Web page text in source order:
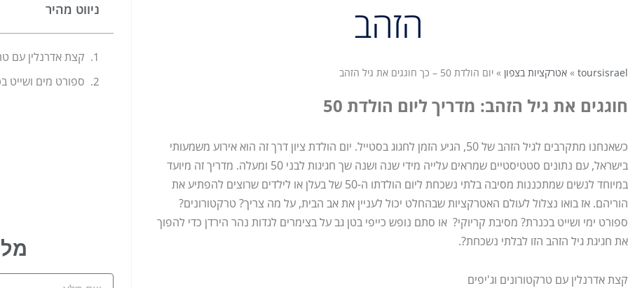
הזהב
toursisrael
» אטרקציות בצפון » יום הולדת 50 – כך חוגגים את גיל הזהב
חוגגים את גיל הזהב: מדריך ליום הולדת 50
כשאנחנו מתקרבים לגיל הזהב של 50, הגיע הזמן לחגוג בסטייל. יום הולדת ציון דרך זה הוא אירוע משמעותי
בישראל, עם נתונים סטטיסטיים שמראים עלייה מידי שנה ושנה שך חגיגות לבני 50 ומעלה. מדריך זה מיועד
במיוחד לנשים שמתכננות מסיבה בלתי נשכחת ליום הולדתו ה-50 של בעלן או לילדים שרוצים להפתיע את
הוריהם. אז בואו נצלול לעולם האטרקציות שבהחלט יכול לעניין את אב הבית, על מה צריך? טרקטורונים?
ספורט ימי ושייט בכנרת? מסיבת קריוקי? או סתם נופש כייפי בטן גב על בצימרים לגדות נהר הירדן כדי להפוך
את חגיגת גיל הזהב הזו לבלתי נשכחת?.
קצת אדרנלין עם טרקטורונים וג'יפים
ניווט מהיר
קצת אדרנלין עם